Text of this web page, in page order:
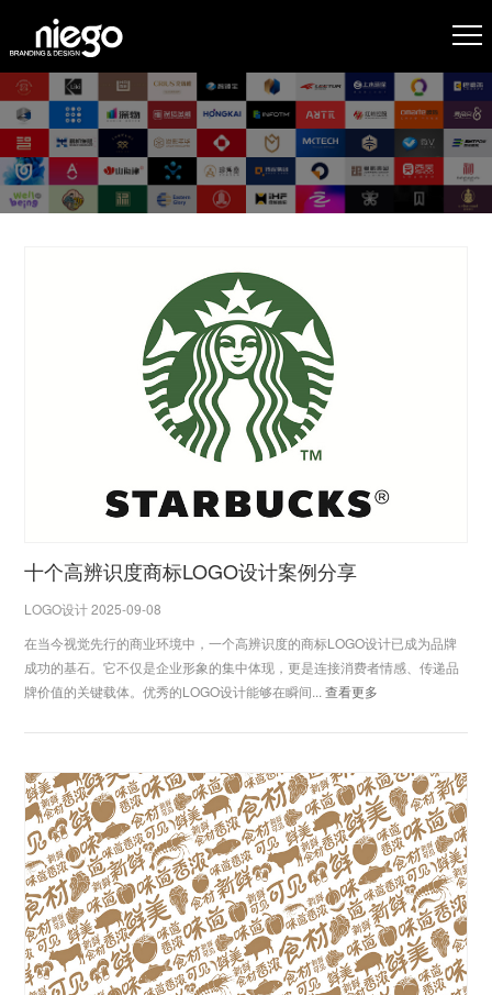
十个高辨识度商标LOGO设计案例分享
LOGO设计 2025-09-08
在当今视觉先行的商业环境中，一个高辨识度的商标LOGO设计已成为品牌
成功的基石。它不仅是企业形象的集中体现，更是连接消费者情感、传递品
牌价值的关键载体。优秀的LOGO设计能够在瞬间...查看更多